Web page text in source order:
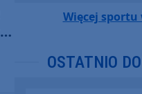
Więcej sportu
OSTATNIO